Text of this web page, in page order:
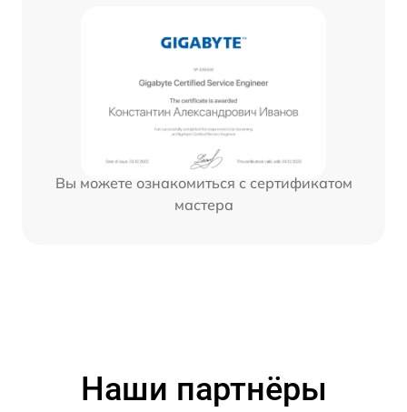
Вы можете ознакомиться с сертификатом
мастера
Наши партнёры